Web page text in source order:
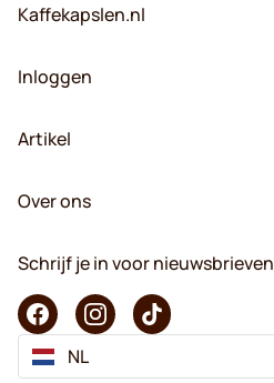
Kaffekapslen.nl
Inloggen
Artikel
Over ons
Schrijf je in voor nieuwsbrieven
NL